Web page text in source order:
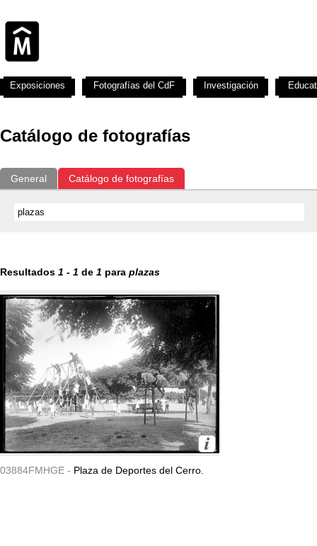
Catálogo de fotografías
General Catálogo de fotografías
Resultados 1 - 1 de 1 para plazas
03884FMHGE - Plaza de Deportes del Cerro.
Exposiciones Fotografías del CdF Investigación